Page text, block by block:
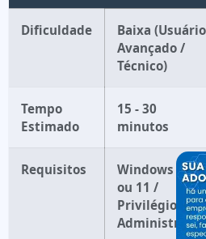
Dificuldade
Baixa (Usuário
Avançado /
Técnico)
Tempo
Estimado
15 - 30
minutos
Requisitos
Windows 10
ou 11 /
Privilégios de